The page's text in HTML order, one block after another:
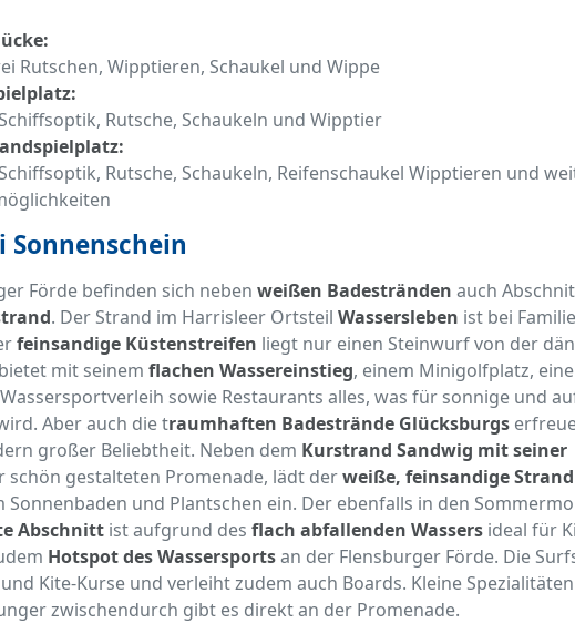
Rutschen, Wipptieren, Schaukel und Wippe
Rutsche, Schaukeln und Wipptier
Rutsche, Schaukeln, Reifenschaukel Wipptieren und
Förde befinden sich neben weißen Badestränden auch
. Der Strand im Harrisleer Ortsteil Wassersleben ist bei
feinsandige Küstenstreifen liegt nur einen Steinwurf von der
mit seinem flachen Wassereinstieg, einem Minigolfplatz,
sowie Restaurants alles, was für sonnige und
Aber auch die traumhaften Badestrände Glücksburgs
großer Beliebtheit. Neben dem Kurstrand Sandwig mit seiner
schön gestalteten Promenade, lädt derweiße, feinsandige
Sonnenbaden und Plantschen ein. Der ebenfalls in den
Abschnitt ist aufgrund des flach abfallenden Wassers ideal für
Hotspot des Wassersportsan der Flensburger Förde. Die
Kite-Kurse und verleiht zudem auch Boards. Kleine
zwischendurch gibt es direkt an der Promenade.